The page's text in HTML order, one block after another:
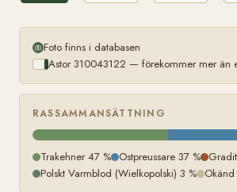
Foto finns i databasen
Astor 310043122 — förekommer mer än
RASSAMMANSÄTTNING
Trakehner 47 % Ostpreussare 37 %
Polskt Varmblod (Wielkopolski) 3 %